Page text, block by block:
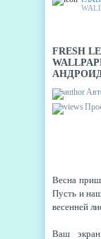
FRESH
Весна
Пусть и
весенней
Ваш